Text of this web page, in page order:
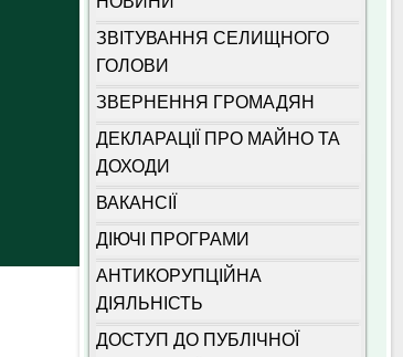
ЗВІТУВАННЯ СЕЛИЩНОГО
ГОЛОВИ
ЗВЕРНЕННЯ ГРОМАДЯН
ДЕКЛАРАЦІЇ ПРО МАЙНО ТА
ДОХОДИ
ВАКАНСІЇ
ДІЮЧІ ПРОГРАМИ
АНТИКОРУПЦІЙНА
ДІЯЛЬНІСТЬ
ДОСТУП ДО ПУБЛІЧНОЇ